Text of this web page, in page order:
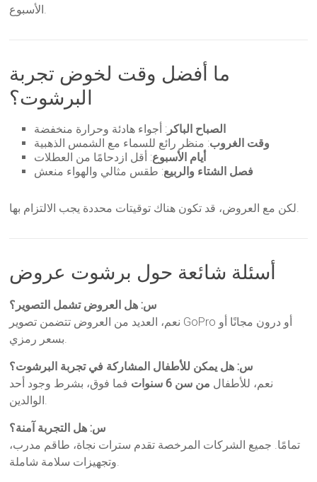
الأسبوع.
ما أفضل وقت لخوض تجربة
البرشوت؟
الصباح الباكر : أجواء هادئة وحرارة منخفضة
وقت الغروب: منظر رائع للسماء مع الشمس الذهبية
أيام الأسبوع: أقل ازدحامًا من العطلات
فصل الشتاء والربيع: طقس مثالي والهواء منعش
لكن مع العروض، قد تكون هناك توقيتات محددة يجب الالتزام بها.
أسئلة شائعة حول برشوت عروض
س: هل العروض تشمل التصوير؟
نعم، العديد من العروض تتضمن تصوير GoPro أو درون مجانًا أو
بسعر رمزي.
س: هل يمكن للأطفال المشاركة في تجربة البرشوت؟
نعم، للأطفال من سن 6 سنوات
فما فوق، بشرط وجود أحد
الوالدين.
س: هل التجربة آمنة؟
تمامًا. جميع الشركات المرخصة تقدم سترات نجاة، طاقم مدرب،
وتجهيزات سلامة شاملة.